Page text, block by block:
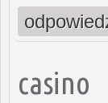
casino